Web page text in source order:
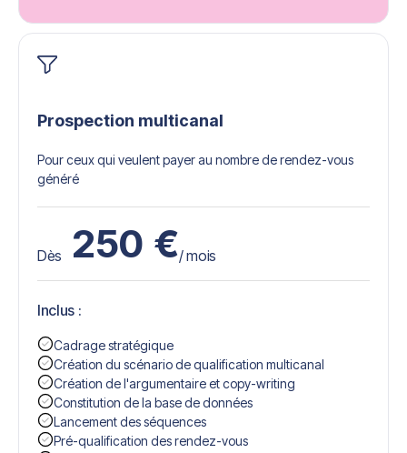
Prospection multicanal
Pour ceux qui veulent payer au nombre de rendez-vous
généré
Dès 250 €/ mois
Inclus :
Cadrage stratégique
Création du scénario de qualification multicanal
Création de l'argumentaire et copy-writing
Constitution de la base de données
Lancement des séquences
Pré-qualification des rendez-vous